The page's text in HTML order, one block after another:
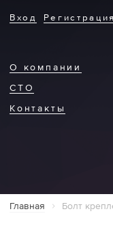
О компании
СТО
Контакты
Вход
Главная Болт